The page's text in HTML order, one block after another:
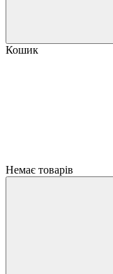
Кошик
Немає товарів